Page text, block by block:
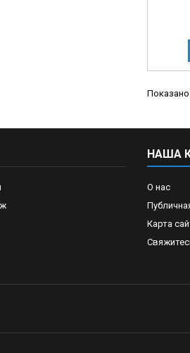
Показано
НАША
О нас
Карта